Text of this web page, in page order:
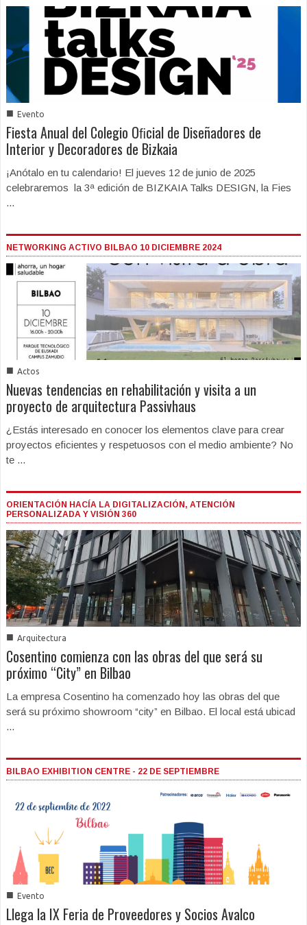
■ Evento
Fiesta Anual del Colegio Oﬁcial de Diseñadores de
Interior y Decoradores de Bizkaia
¡Anótalo en tu calendario! El jueves 12 de junio de 2025
celebraremos la 3ª edición de BIZKAIA Talks DESIGN, la Fies
...
NETWORKING ACTIVO BILBAO 10 DICIEMBRE 2024
■ Actos
Nuevas tendencias en rehabilitación y visita a un
proyecto de arquitectura Passivhaus
¿Estás interesado en conocer los elementos clave para crear
proyectos eficientes y respetuosos con el medio ambiente? No
te ...
ORIENTACIÓN HACÍA LA DIGITALIZACIÓN, ATENCIÓN
PERSONALIZADA Y VISIÓN 360
■ Arquitectura
Cosentino comienza con las obras del que será su
próximo “City” en Bilbao
La empresa Cosentino ha comenzado hoy las obras del que
será su próximo showroom “city” en Bilbao. El local está ubicad
...
BILBAO EXHIBITION CENTRE - 22 DE SEPTIEMBRE
■ Evento
Llega la IX Feria de Proveedores y Socios Avalco